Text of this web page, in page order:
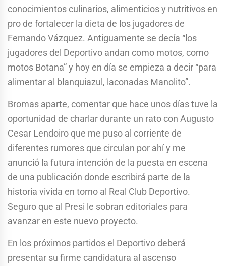
conocimientos culinarios, alimenticios y nutritivos en
pro de fortalecer la dieta de los jugadores de
Fernando Vázquez. Antiguamente se decía “los
jugadores del Deportivo andan como motos, como
motos Botana” y hoy en día se empieza a decir “para
alimentar al blanquiazul, laconadas Manolito”.
Bromas aparte, comentar que hace unos días tuve la
oportunidad de charlar durante un rato con Augusto
Cesar Lendoiro que me puso al corriente de
diferentes rumores que circulan por ahí y me
anunció la futura intención de la puesta en escena
de una publicación donde escribirá parte de la
historia vivida en torno al Real Club Deportivo.
Seguro que al Presi le sobran editoriales para
avanzar en este nuevo proyecto.
En los próximos partidos el Deportivo deberá
presentar su firme candidatura al ascenso